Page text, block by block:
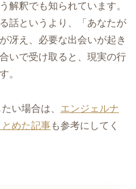
解釈でも知られています。
話というより、「あなたが
冴え、必要な出会いが起き
いで受け取ると、現実の行
。
い場合は、 エンジェルナ
めた記事も参考にしてく